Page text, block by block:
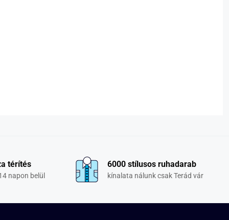
térítés
napon belül
6000 stílusos ruhadarab
kínalata nálunk csak Terád vár